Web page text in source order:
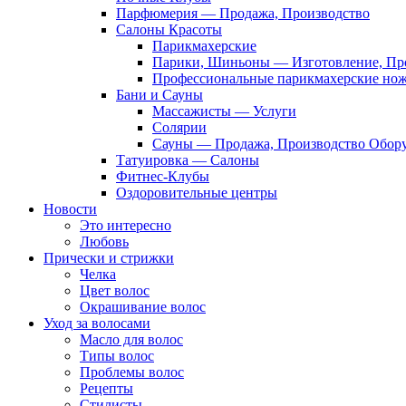
Парфюмерия — Продажа, Производство
Салоны Красоты
Парикмахерские
Парики, Шиньоны — Изготовление,
Профессиональные парикмахерские
Бани и Сауны
Массажисты — Услуги
Солярии
Сауны — Продажа, Производство
Татуировка — Салоны
Фитнес-Клубы
Оздоровительные центры
Новости
Это интересно
Любовь
Прически и стрижки
Челка
Цвет волос
Окрашивание волос
Уход за волосами
Масло для волос
Типы волос
Проблемы волос
Рецепты